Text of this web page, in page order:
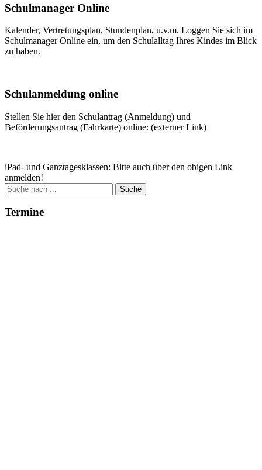
Schulmanager Online
Kalender, Vertretungsplan, Stundenplan, u.v.m. Loggen Sie sich im
Schulmanager Online ein, um den Schulalltag Ihres Kindes im Blick
zu haben.
Schulanmeldung online
Stellen Sie hier den Schulantrag (Anmeldung) und
Beförderungsantrag (Fahrkarte) online: (externer Link)
iPad- und Ganztagesklassen: Bitte auch über den obigen Link
anmelden!
Suche
nach:
Termine